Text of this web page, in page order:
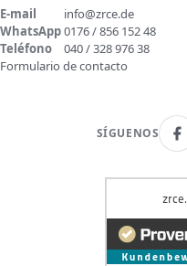
E-mail
info@zrce.de
WhatsApp0176 / 856 152 48
Teléfono
040 / 328 976 38
Formulario de contacto
SÍGUENOS